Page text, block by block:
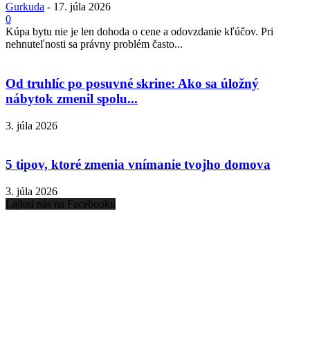
Gurkuda - 17. júla 2026
0
Kúpa bytu nie je len dohoda o cene a odovzdanie kľúčov. Pri
nehnuteľnosti sa právny problém často...
Od truhlíc po posuvné skrine: Ako sa úložný
nábytok zmenil spolu...
3. júla 2026
5 tipov, ktoré zmenia vnímanie tvojho domova
3. júla 2026
Lajkni nás na Facebooku